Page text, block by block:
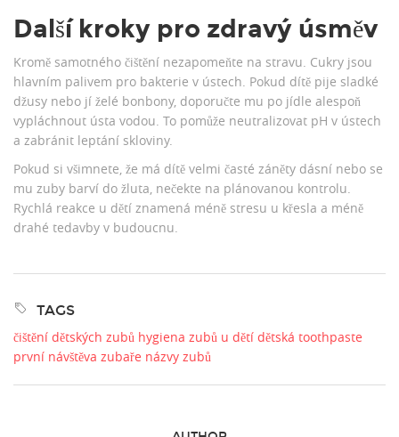
Další kroky pro zdravý úsměv
Kromě samotného čištění nezapomeňte na stravu. Cukry jsou
hlavním palivem pro bakterie v ústech. Pokud dítě pije sladké
džusy nebo jí želé bonbony, doporučte mu po jídle alespoň
vypláchnout ústa vodou. To pomůže neutralizovat pH v ústech
a zabránit leptání skloviny.
Pokud si všimnete, že má dítě velmi časté záněty dásní nebo se
mu zuby barví do žluta, nečekte na plánovanou kontrolu.
Rychlá reakce u dětí znamená méně stresu u křesla a méně
drahé tedavby v budoucnu.
TAGS
čištění dětských zubů hygiena zubů u dětí dětská toothpaste
první návštěva zubaře názvy zubů